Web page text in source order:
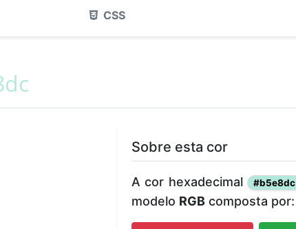
CSS
Sobre esta cor
A cor hexadecimal #b5e8dc
modelo RGB composta por: